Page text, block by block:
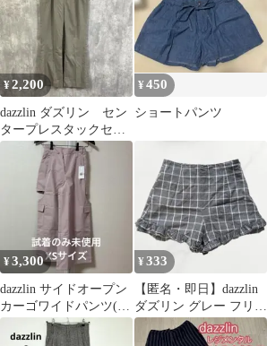
¥2,200
dazzlin ダズリン セン
タープレスタックセミ
フレアパンツ ベージ
¥450
ショートパンツ
¥3,300
dazzlin サイドオープン
カーゴワイドパンツ(タ
¥333
【匿名・即日】dazzlin
ダズリン グレー フリル
ショートパンツ